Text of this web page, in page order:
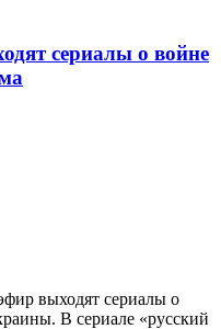
сериалы о войне
выходят сериалы о
В сериале «русский